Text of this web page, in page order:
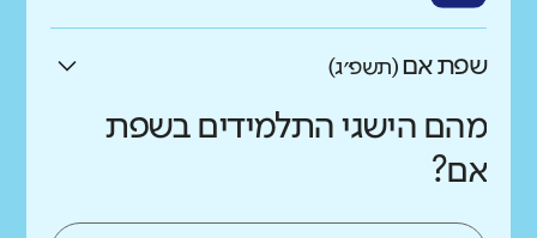
שפת אם(תשפ״ג)
מהם הישגי התלמידים בשפת
אם?